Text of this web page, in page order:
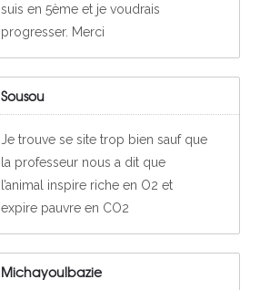
suis en 5ème et je voudrais
progresser. Merci
Sousou
Je trouve se site trop bien sauf que
la professeur nous a dit que
l’animal inspire riche en O2 et
expire pauvre en CO2
Michayoulbazie